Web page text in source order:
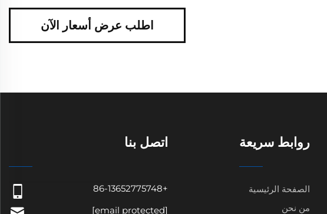
اطلب عرض أسعار الآن
روابط سريعة
الصفحة الرئيسية
من نحن
اتصل بنا
+86-13652775748
[email protected]